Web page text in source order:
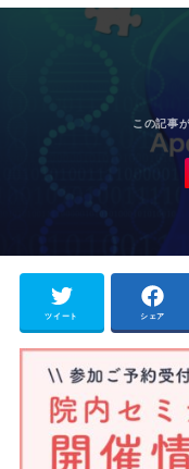
ツイート シェア